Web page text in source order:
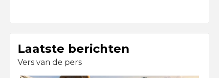
Laatste berichten
Vers van de pers